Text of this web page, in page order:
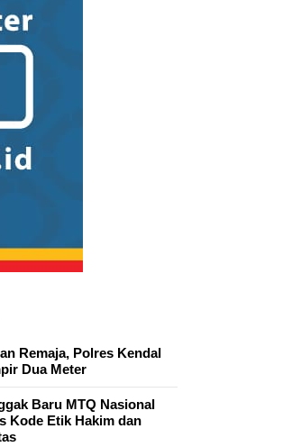
Remaja, Polres Kendal
Dua Meter
Baru MTQ Nasional
Kode Etik Hakim dan